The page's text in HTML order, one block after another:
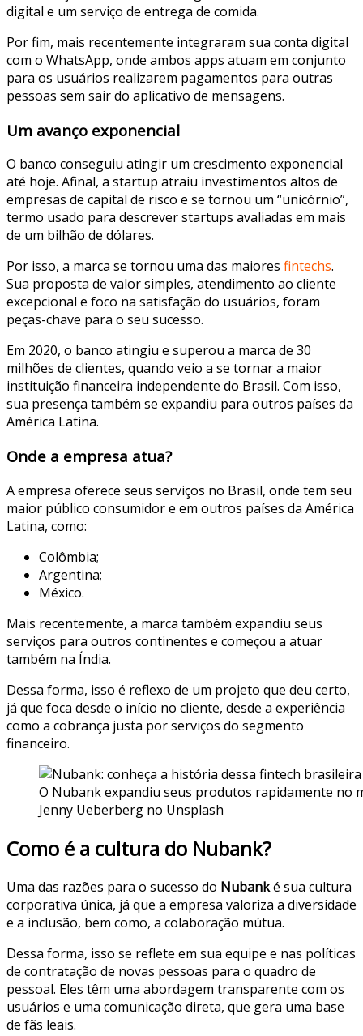
digital e um serviço de entrega de comida.
Por fim, mais recentemente integraram sua conta digital
com o WhatsApp, onde ambos apps atuam em conjunto
para os usuários realizarem pagamentos para outras
pessoas sem sair do aplicativo de mensagens.
Um avanço exponencial
O banco conseguiu atingir um crescimento exponencial
até hoje. Afinal, a startup atraiu investimentos altos de
empresas de capital de risco e se tornou um “unicórnio”,
termo usado para descrever startups avaliadas em mais
de um bilhão de dólares.
Por isso, a marca se tornou uma das maiores fintechs.
Sua proposta de valor simples, atendimento ao cliente
excepcional e foco na satisfação do usuários, foram
peças-chave para o seu sucesso.
Em 2020, o banco atingiu e superou a marca de 30
milhões de clientes, quando veio a se tornar a maior
instituição financeira independente do Brasil. Com isso,
sua presença também se expandiu para outros países da
América Latina.
Onde a empresa atua?
A empresa oferece seus serviços no Brasil, onde tem seu
maior público consumidor e em outros países da América
Latina, como:
Colômbia;
Argentina;
México.
Mais recentemente, a marca também expandiu seus
serviços para outros continentes e começou a atuar
também na Índia.
Dessa forma, isso é reflexo de um projeto que deu certo,
já que foca desde o início no cliente, desde a experiência
como a cobrança justa por serviços do segmento
financeiro.
O Nubank expandiu seus produtos rapidamente no
Jenny Ueberberg no Unsplash
Como é a cultura do Nubank?
Uma das razões para o sucesso do Nubanké sua cultura
corporativa única, já que a empresa valoriza a diversidade
e a inclusão, bem como, a colaboração mútua.
Dessa forma, isso se reflete em sua equipe e nas políticas
de contratação de novas pessoas para o quadro de
pessoal. Eles têm uma abordagem transparente com os
usuários e uma comunicação direta, que gera uma base
de fãs leais.